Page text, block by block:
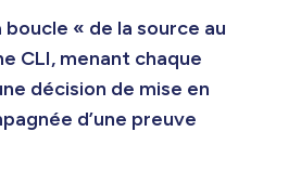
pour des tests en live et des
« de la source au
CLI, menant chaque
décision de mise en
d’une preuve